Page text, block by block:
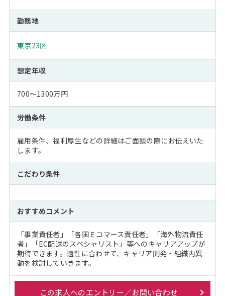
勤務地
東京23区
想定年収
700～1300万円
労働条件
雇用条件、福利厚生などの詳細はご面談の際にお伝えいた
します。
こだわり条件
おすすめコメント
「事業責任者」「各国Ｅコマース責任者」「海外物流責任
者」「EC配送のスペシャリスト」等へのキャリアアップが
期待できます。適性に合わせて、キャリア開発・組織内異
動を検討していきます。
この求人へのエントリー／お問い合わせ